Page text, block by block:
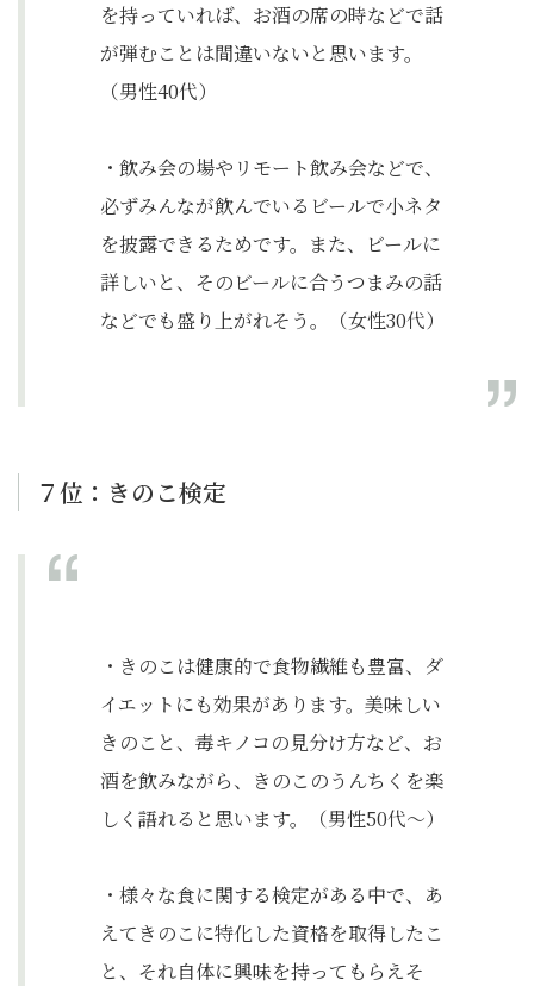
を持っていれば、お酒の席の時などで話
が弾むことは間違いないと思います。
（男性40代）
・飲み会の場やリモート飲み会などで、
必ずみんなが飲んでいるビールで小ネタ
を披露できるためです。また、ビールに
詳しいと、そのビールに合うつまみの話
などでも盛り上がれそう。（女性30代）
７位：きのこ検定
・きのこは健康的で食物繊維も豊富、ダ
イエットにも効果があります。美味しい
きのこと、毒キノコの見分け方など、お
酒を飲みながら、きのこのうんちくを楽
しく語れると思います。（男性50代〜）
・様々な食に関する検定がある中で、あ
えてきのこに特化した資格を取得したこ
と、それ自体に興味を持ってもらえそ